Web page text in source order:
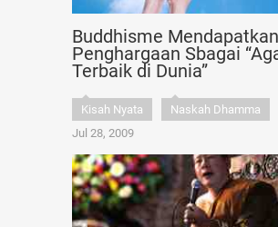
Buddhisme Mendapatkan
Penghargaan Sbagai
Terbaik di Dunia”
Kisah Nyata
Naskah Dhamma
Jul 28, 2009